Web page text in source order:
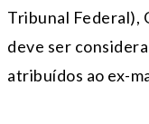
Tribunal Federal),
deve ser
atribuídos ao ex-